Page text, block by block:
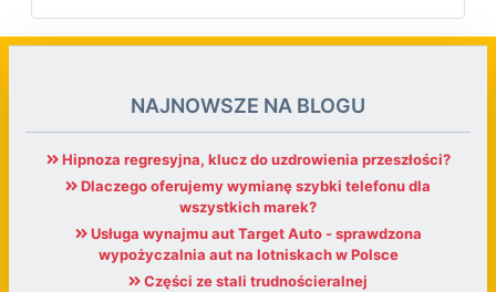
NAJNOWSZE NA BLOGU
Hipnoza regresyjna, klucz do uzdrowienia przeszłości?
Dlaczego oferujemy wymianę szybki telefonu dla
wszystkich marek?
Usługa wynajmu aut Target Auto - sprawdzona
wypożyczalnia aut na lotniskach w Polsce
Części ze stali trudnościeralnej